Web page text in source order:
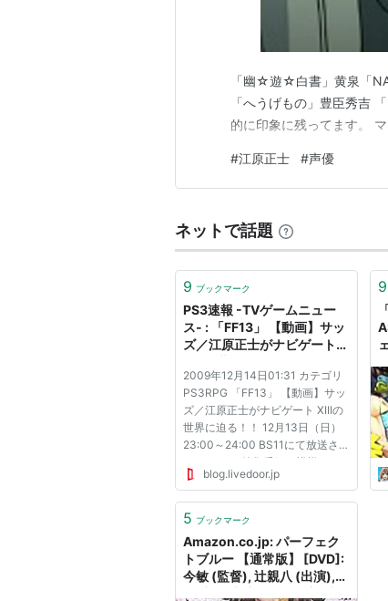
「幽☆遊☆白書」黄泉「
「へうげもの」豊臣秀吉
的に印象に残ってます。
#江原正士 #声優
ネットで話題
9 ブックマーク
PS3速報 -TVゲームニュー
ス- : 「FF13」 【動画】サッ
ズ／江原正士がナビゲート
2009年12月14日01:31 カテゴリ
PS3RPG 「FF13」 【動画】サッ
ズ／江原正士がナビゲート XIIIの
世界に迫る！！ 12月13日（日）
23:00～24:00 BS11にて放送さ
れたFF13の特集番組の模様をお
送りいたします。 番組の動画は
送されたFF13のCM NHKなのに
ング娘の高橋...
blog.livedoor.jp
9
5 ブックマーク
Amazon.co.jp: パーフェク
トブルー 【通常版】 [DVD]:
今敏 (監督), 辻親八 (出演),